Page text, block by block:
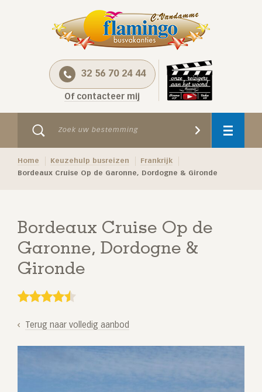
32 56 70 24 44
Of contacteer mij
Home Keuzehulp busreizen
Frankrijk
Bordeaux Cruise Op de Garonne, Dordogne & Gironde
Bordeaux Cruise Op de
Garonne, Dordogne &
Gironde
Terug naar volledig aanbod